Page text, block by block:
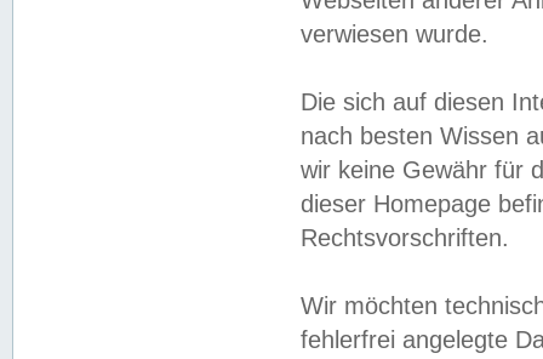
verwiesen wurde.
Die sich auf diesen
nach besten Wissen
wir keine Gewähr für
dieser Homepage
Rechtsvorschriften.
Wir möchten
fehlerfrei angelegte